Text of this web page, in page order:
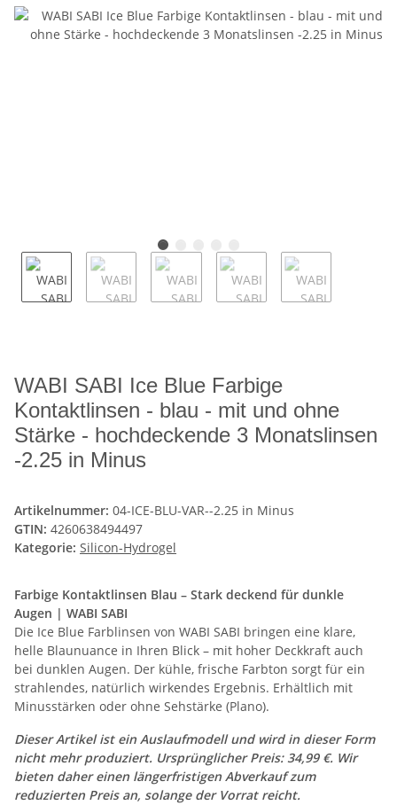
WABI SABI Ice Blue Farbige
Kontaktlinsen - blau - mit und ohne
Stärke - hochdeckende 3 Monatslinsen
-2.25 in Minus
Artikelnummer: 04-ICE-BLU-VAR--2.25 in Minus
GTIN: 4260638494497
Kategorie: Silicon-Hydrogel
Farbige Kontaktlinsen Blau – Stark deckend für dunkle
Augen | WABI SABI
Die Ice Blue Farblinsen von WABI SABI bringen eine klare,
helle Blaunuance in Ihren Blick – mit hoher Deckkraft auch
bei dunklen Augen. Der kühle, frische Farbton sorgt für ein
strahlendes, natürlich wirkendes Ergebnis. Erhältlich mit
Minusstärken oder ohne Sehstärke (Plano).
Dieser Artikel ist ein Auslaufmodell und wird in dieser Form
nicht mehr produziert. Ursprünglicher Preis: 34,99 €. Wir
bieten daher einen längerfristigen Abverkauf zum
reduzierten Preis an, solange der Vorrat reicht.